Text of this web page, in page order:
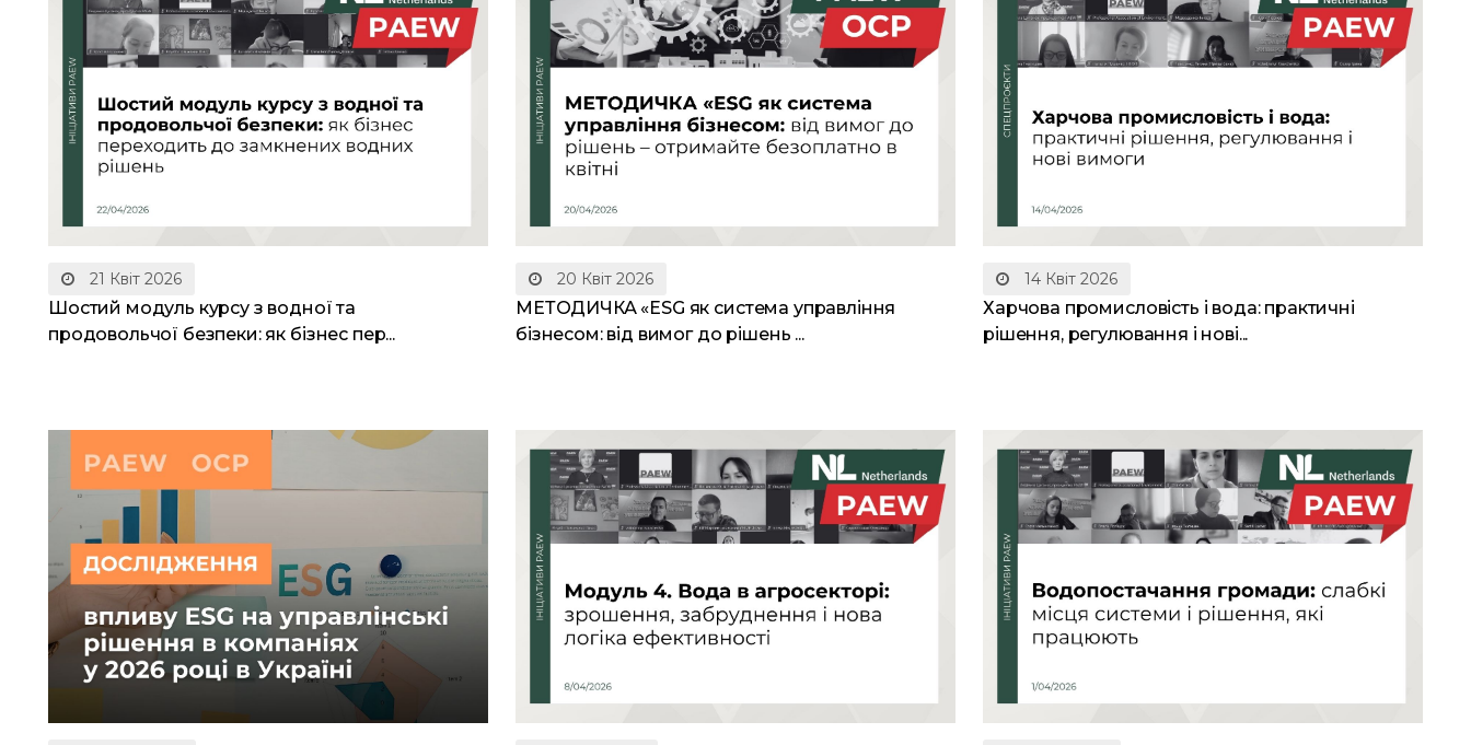
21 Квіт 2026
Шостий модуль курсу з водної та
продовольчої безпеки: як бізнес пер...
20 Квіт 2026
МЕТОДИЧКА «ESG як система управління
бізнесом: від вимог до рішень ...
14 Квіт 2026
Харчова промисловість і вода: практичні
рішення, регулювання і нові...